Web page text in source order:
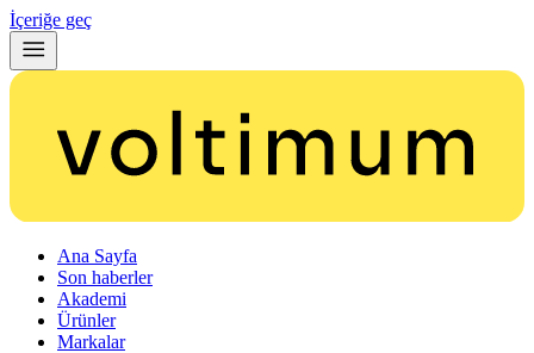
İçeriğe geç
Ana Sayfa
Son haberler
Akademi
Ürünler
Markalar